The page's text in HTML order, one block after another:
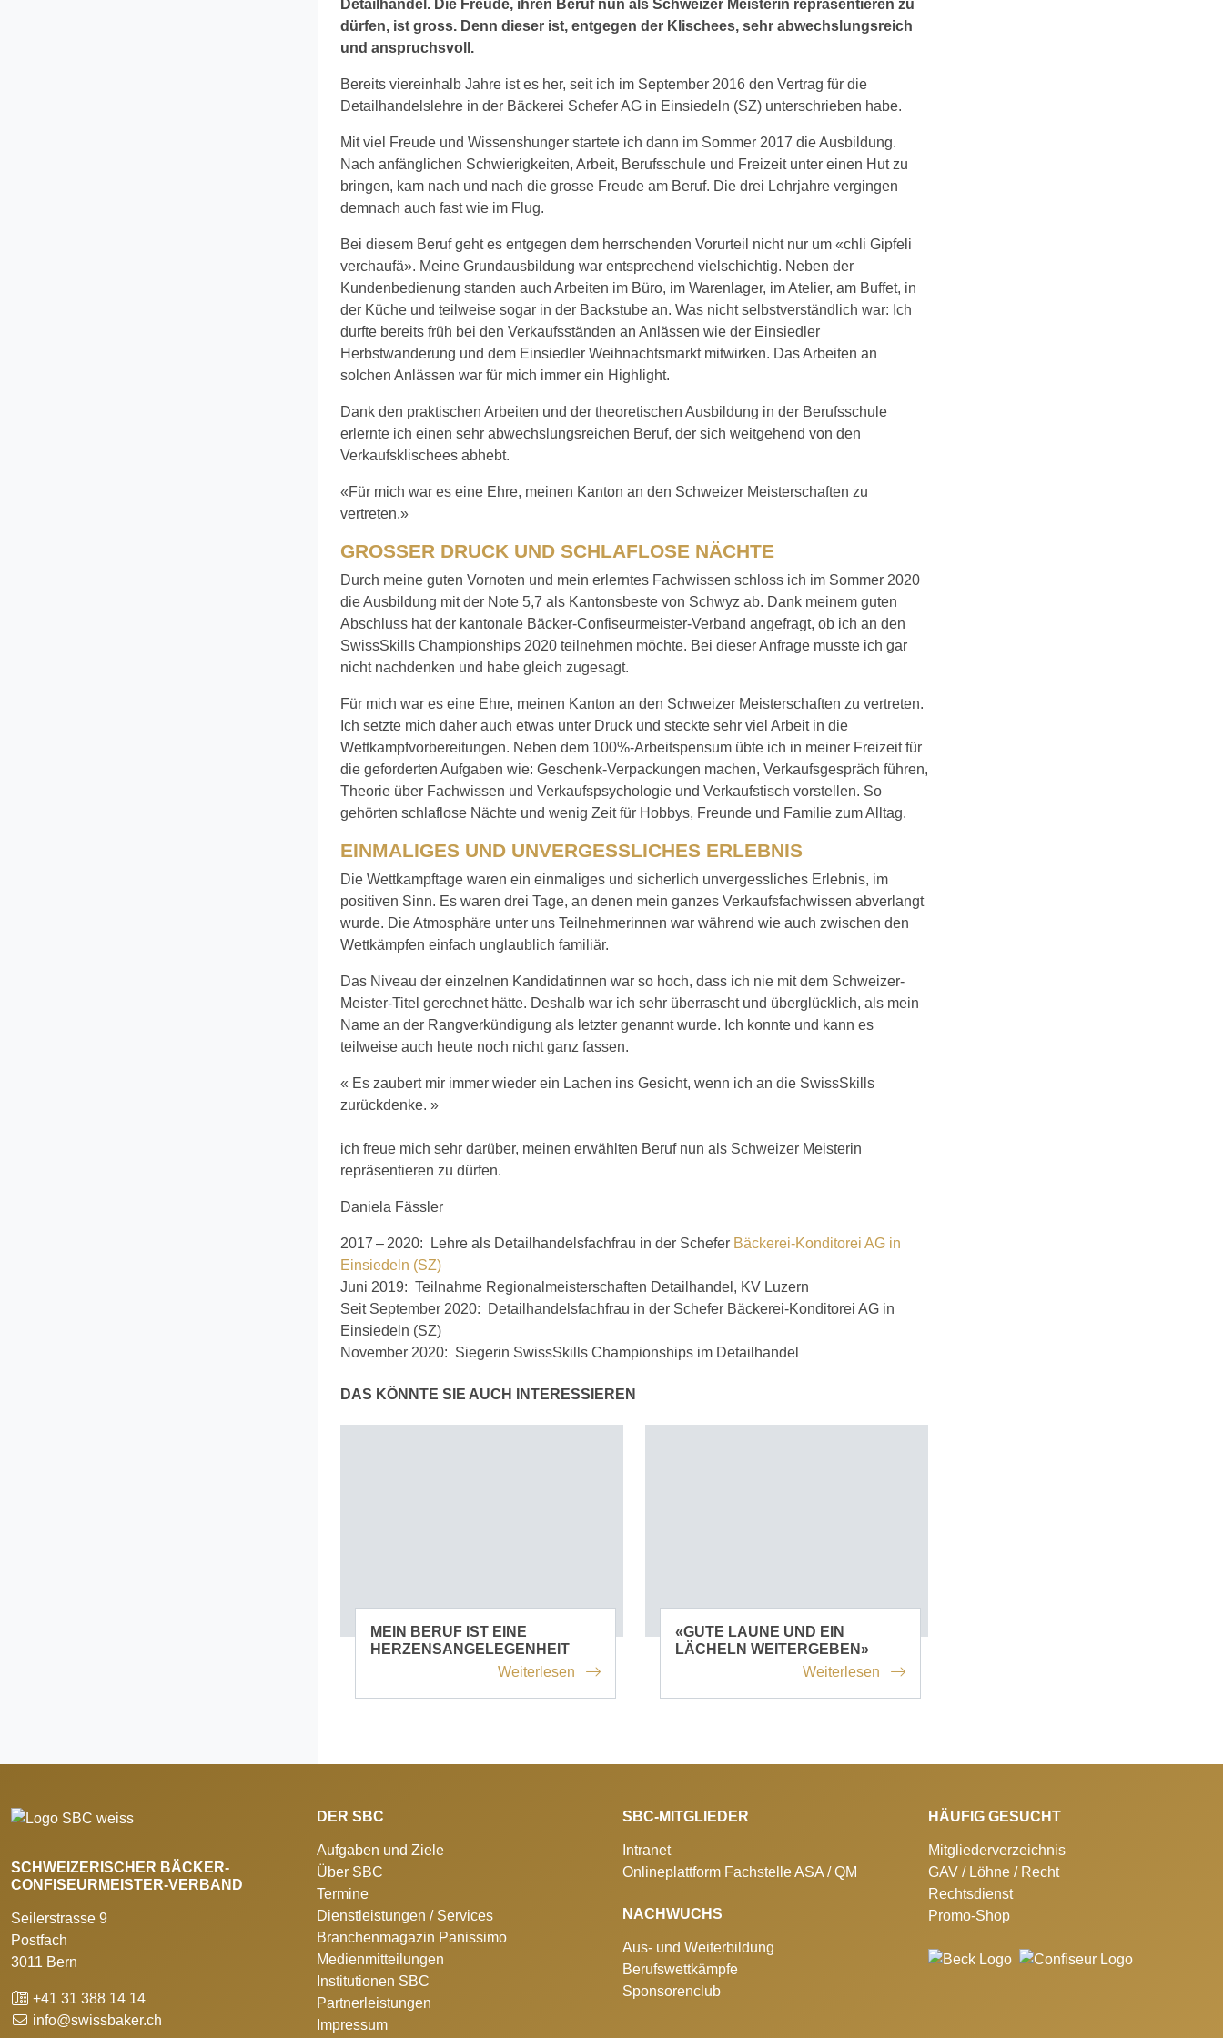
Detailhandel. Die Freude, ihren Beruf nun als Schweizer Meisterin repräsentieren zu
dürfen, ist gross. Denn dieser ist, entgegen der Klischees, sehr abwechslungsreich
und anspruchsvoll.
Bereits viereinhalb Jahre ist es her, seit ich im September 2016 den Vertrag für die
Detailhandelslehre in der Bäckerei Schefer AG in Einsiedeln (SZ) unterschrieben habe.
Mit viel Freude und Wissenshunger startete ich dann im Sommer 2017 die Ausbildung.
Nach anfänglichen Schwierigkeiten, Arbeit, Berufsschule und Freizeit unter einen Hut zu
bringen, kam nach und nach die grosse Freude am Beruf. Die drei Lehrjahre vergingen
demnach auch fast wie im Flug.
Bei diesem Beruf geht es entgegen dem herrschenden Vorurteil nicht nur um «chli Gipfeli
verchaufä». Meine Grundausbildung war entsprechend vielschichtig. Neben der
Kundenbedienung standen auch Arbeiten im Büro, im Warenlager, im Atelier, am Buffet, in
der Küche und teilweise sogar in der Backstube an. Was nicht selbstverständlich war: Ich
durfte bereits früh bei den Verkaufsständen an Anlässen wie der Einsiedler
Herbstwanderung und dem Einsiedler Weihnachtsmarkt mitwirken. Das Arbeiten an
solchen Anlässen war für mich immer ein Highlight.
Dank den praktischen Arbeiten und der theoretischen Ausbildung in der Berufsschule
erlernte ich einen sehr abwechslungsreichen Beruf, der sich weitgehend von den
Verkaufsklischees abhebt.
«Für mich war es eine Ehre, meinen Kanton an den Schweizer Meisterschaften zu
vertreten.»
GROSSER DRUCK UND SCHLAFLOSE NÄCHTE
Durch meine guten Vornoten und mein erlerntes Fachwissen schloss ich im Sommer 2020
die Ausbildung mit der Note 5,7 als Kantonsbeste von Schwyz ab. Dank meinem guten
Abschluss hat der kantonale Bäcker-Confiseurmeister-Verband angefragt, ob ich an den
SwissSkills Championships 2020 teilnehmen möchte. Bei dieser Anfrage musste ich gar
nicht nachdenken und habe gleich zugesagt.
Für mich war es eine Ehre, meinen Kanton an den Schweizer Meisterschaften zu vertreten.
Ich setzte mich daher auch etwas unter Druck und steckte sehr viel Arbeit in die
Wettkampfvorbereitungen. Neben dem 100%-Arbeitspensum übte ich in meiner Freizeit für
die gefor­derten Aufgaben wie: Geschenk-Verpackungen machen, Verkaufsgespräch führen,
Theorie über Fachwissen und Verkaufspsychologie und Verkaufstisch vorstellen. So
gehörten schlaflose Nächte und wenig Zeit für Hobbys, Freunde und Familie zum Alltag.
EINMALIGES UND UNVERGESSLICHES ERLEBNIS
Die Wettkampftage waren ein einmaliges und sicherlich unvergessliches Erlebnis, im
positiven Sinn. Es waren drei Tage, an denen mein ganzes Verkaufsfachwissen abverlangt
wurde. Die Atmosphäre unter uns Teilnehmerinnen war während wie auch zwischen den
Wettkämpfen einfach unglaublich familiär.
Das Niveau der einzelnen Kandidatinnen war so hoch, dass ich nie mit dem Schweizer-
Meister-Titel gerechnet hätte. Deshalb war ich sehr überrascht und überglücklich, als mein
Name an der Rangverkündigung als letzter genannt wurde. Ich konnte und kann es
teilweise auch heute noch nicht ganz fassen.
« Es zaubert mir immer wieder ein Lachen ins Gesicht, wenn ich an die SwissSkills
zurückdenke. »
ich freue mich sehr darüber, meinen erwählten Beruf nun als Schweizer Meisterin
repräsentieren zu dürfen.
Daniela Fässler
2017 – 2020: Lehre als Detailhandelsfachfrau in der Schefer Bäckerei-Konditorei AG in
Einsiedeln (SZ)
Juni 2019: Teilnahme Regionalmeisterschaften Detailhandel, KV Luzern
Seit September 2020: Detailhandelsfachfrau in der Schefer Bäckerei-Konditorei AG in
Einsiedeln (SZ)
November 2020: Siegerin SwissSkills Championships im Detail­handel
DAS KÖNNTE SIE AUCH INTERESSIEREN
MEIN BERUF IST EINE
HERZENSANGELEGENHEIT
Weiterlesen
«GUTE LAUNE UND EIN
LÄCHELN WEITERGEBEN»
Weiterlesen
SCHWEIZERISCHER BÄCKER-
CONFISEURMEISTER-VERBAND
Seilerstrasse 9
Postfach
3011 Bern
+41 31 388 14 14
info@swissbaker.ch
DER SBC
Aufgaben und Ziele
Über SBC
Termine
Dienstleistungen / Services
Branchenmagazin Panissimo
Medienmitteilungen
Institutionen SBC
Partnerleistungen
Impressum
SBC-MITGLIEDER
Intranet
Onlineplattform Fachstelle ASA / QM
NACHWUCHS
Aus- und Weiterbildung
Berufswettkämpfe
Sponsorenclub
HÄUFIG GESUCHT
Mitgliederverzeichnis
GAV / Löhne / Recht
Rechtsdienst
Promo-Shop